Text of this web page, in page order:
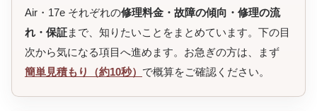
Air・17e それぞれの修理料金・故障の傾向・修理の流
れ・保証まで、知りたいことをまとめています。下の目
次から気になる項目へ進めます。お急ぎの方は、まず
簡単見積もり（約10秒） で概算をご確認ください。